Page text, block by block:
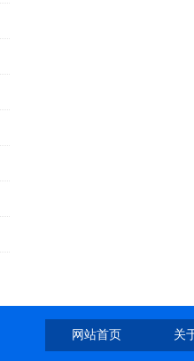
网站首页 关